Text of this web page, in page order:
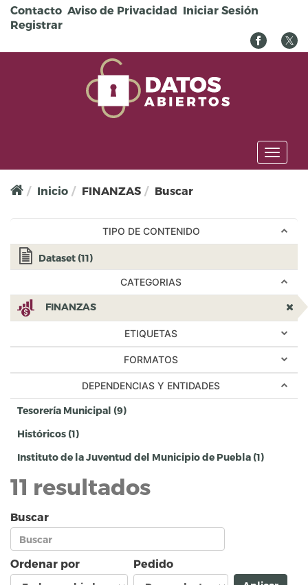
Pasar al contenido principal
Contacto Aviso de Privacidad Iniciar Sesión
Registrar
Toggle
Inicio
FINANZAS Buscar
TIPO DE CONTENIDO
Dataset (11)
icon-dkan-dataset" ></span>Dataset filter
CATEGORIAS
FINANZAS
src="https://datos.pueblacapital.gob.mx/
finanzas.png?itok=AFy8vNPq">FINANZAS
ETIQUETAS
FORMATOS
DEPENDENCIAS Y ENTIDADES
Tesorería Municipal (9)
Históricos (1)
Instituto de la Juventud del Municipio de Puebla (1)
filter
11 resultados
Buscar
Ordenar por Pedido